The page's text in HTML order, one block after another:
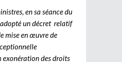
en sa séance du
un décret relatif
mise en œuvre de
exonération des droits